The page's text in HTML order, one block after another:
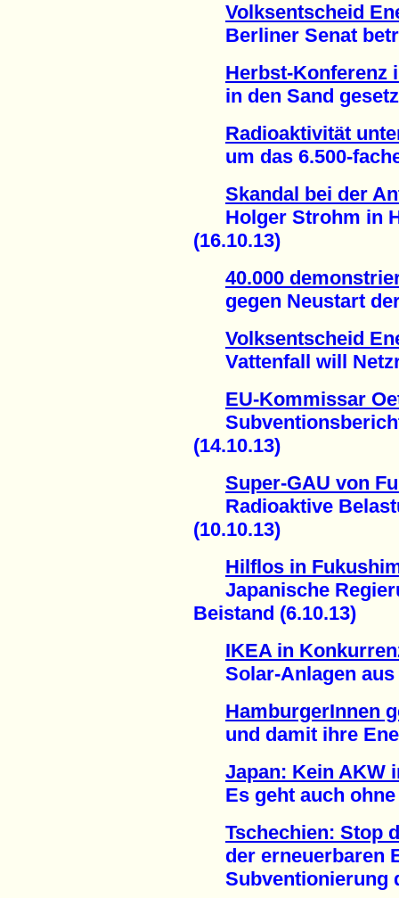
Volksentscheid
Berliner Senat
Herbst-Konferenz
in den Sand
Radioaktivität
um das 6.500-fache
Skandal bei der
Holger Strohm in
(16.10.13)
40.000
gegen Neustart der
Volksentscheid
Vattenfall will
EU-Kommissar
Subventionsbericht
(14.10.13)
Super-GAU von
Radioaktive
(10.10.13)
Hilflos in
Japanische
Beistand (6.10.13)
IKEA in
Solar-Anlagen aus
HamburgerInnen
und damit ihre
Japan: Kein AKW
Es geht auch ohne
Tschechien: Stop
der erneuerbaren
Subventionierung